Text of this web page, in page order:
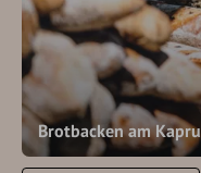
Brotbacken am